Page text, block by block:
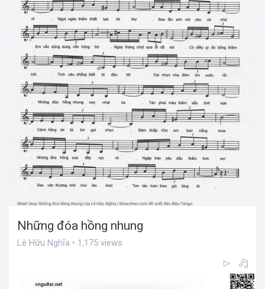
Những đóa hồng nhung
Lê Hữu Nghĩa • 1,175 views